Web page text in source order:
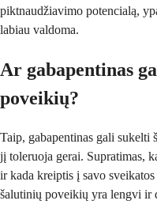
piktnaudžiavimo potencialą,
labiau valdoma.
Ar gabapentinas
poveikių?
Taip, gabapentinas gali
jį toleruoja gerai. Supratimas,
ir kada kreiptis į savo
šalutinių poveikių yra lengvi ir